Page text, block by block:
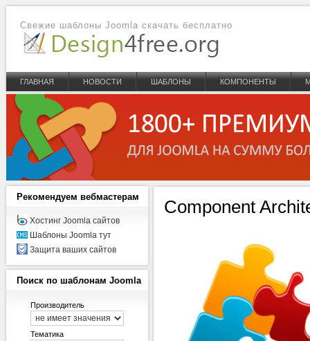
Свежие шаблоны Joomla скачать бесплатно
ГЛАВНАЯ НОВОСТИ ШАБЛОНЫ КОМПОНЕНТЫ
Component
Рекомендуем вебмастерам
Хостинг Joomla сайтов
Шаблоны Joomla тут
Защита ваших сайтов
Поиск по шаблонам Joomla
Производитель
Тематика